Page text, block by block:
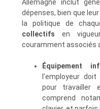
Allemagne inclut
dépenses, bien que
la politique de
collectifs en
couramment associés
Équipement
l'employeur
pour travailler
comprend